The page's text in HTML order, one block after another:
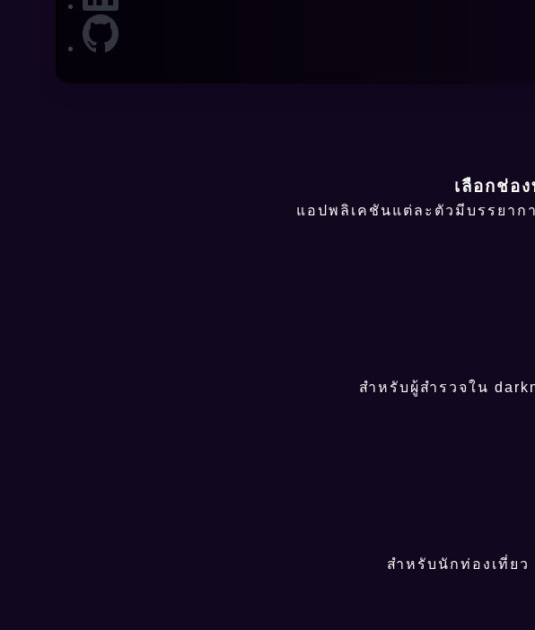
เลือกช่อ
แอปพลิเคชันแต่ละตัวมีบรรยา
สำหรับผู้สำรวจใน
สำหรับนักท่องเที่ย